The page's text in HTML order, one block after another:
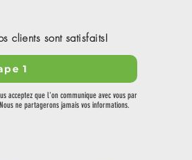
sont satisfaits!
1
acceptez que l'on communique avec vous par
ne partagerons jamais vos informations.